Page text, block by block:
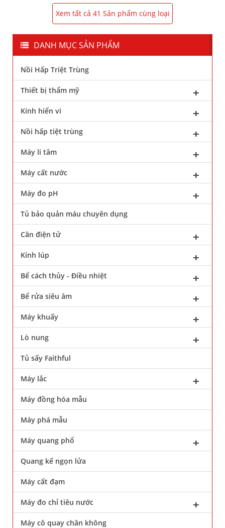
Xem tất cả 41 Sản phẩm cùng loại
DANH MỤC SẢN PHẨM
Nồi Hấp Triệt Trùng
Thiết bị thẩm mỹ
Kính hiển vi
Nồi hấp tiệt trùng
Máy li tâm
Máy cất nước
Máy đo pH
Tủ bảo quản máu chuyên dụng
Cân điện tử
Kính lúp
Bể cách thủy - Điều nhiệt
Bể rửa siêu âm
Máy khuấy
Lò nung
Tủ sấy Faithful
Máy lắc
Máy đồng hóa mẫu
Máy phá mẫu
Máy quang phổ
Quang kế ngọn lửa
Máy cất đạm
Máy đo chỉ tiêu nước
Máy cô quay chân không